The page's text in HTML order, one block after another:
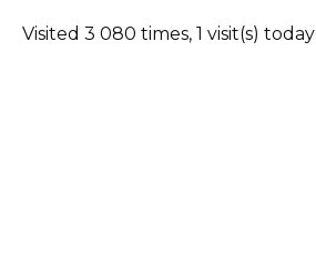
Visited 3 080 times, 1 visit(s) today